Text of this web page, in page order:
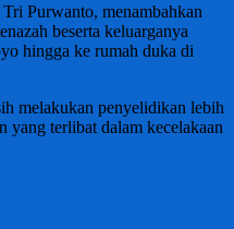
Purwanto, menambahkan
beserta keluarganya
hingga ke rumah duka di
melakukan penyelidikan lebih
yang terlibat dalam kecelakaan